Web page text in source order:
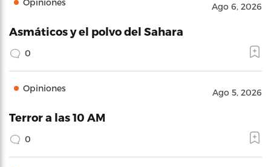
Opiniones Ago 6, 2026
Asmáticos y el polvo del Sahara
0
Opiniones Ago 5, 2026
Terror a las 10 AM
0